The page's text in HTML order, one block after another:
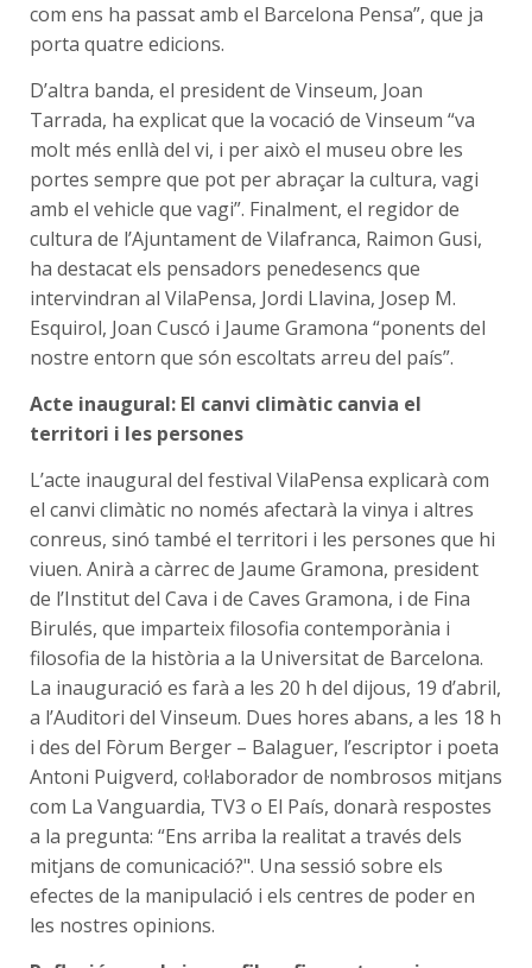
com ens ha passat amb el Barcelona Pensa”, que ja
porta quatre edicions.
D’altra banda, el president de Vinseum, Joan
Tarrada, ha explicat que la vocació de Vinseum “va
molt més enllà del vi, i per això el museu obre les
portes sempre que pot per abraçar la cultura, vagi
amb el vehicle que vagi”. Finalment, el regidor de
cultura de l’Ajuntament de Vilafranca, Raimon Gusi,
ha destacat els pensadors penedesencs que
intervindran al VilaPensa, Jordi Llavina, Josep M.
Esquirol, Joan Cuscó i Jaume Gramona “ponents del
nostre entorn que són escoltats arreu del país”.
Acte inaugural: El canvi climàtic canvia el
territori i les persones
L’acte inaugural del festival VilaPensa explicarà com
el canvi climàtic no només afectarà la vinya i altres
conreus, sinó també el territori i les persones que hi
viuen. Anirà a càrrec de Jaume Gramona, president
de l’Institut del Cava i de Caves Gramona, i de Fina
Birulés, que imparteix filosofia contemporània i
filosofia de la història a la Universitat de Barcelona.
La inauguració es farà a les 20 h del dijous, 19 d’abril,
a l’Auditori del Vinseum. Dues hores abans, a les 18 h
i des del Fòrum Berger – Balaguer, l’escriptor i poeta
Antoni Puigverd, col·laborador de nombrosos mitjans
com La Vanguardia, TV3 o El País, donarà respostes
a la pregunta: “Ens arriba la realitat a través dels
mitjans de comunicació?". Una sessió sobre els
efectes de la manipulació i els centres de poder en
les nostres opinions.